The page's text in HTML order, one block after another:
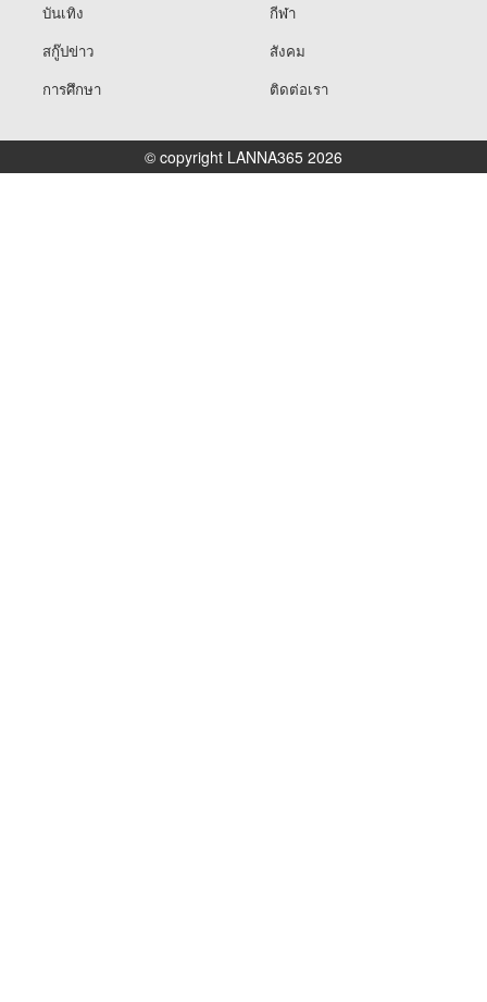
บันเทิง
กีฬา
สกู๊ปข่าว
สังคม
การศึกษา
ติดต่อเรา
© copyright LANNA365 2026